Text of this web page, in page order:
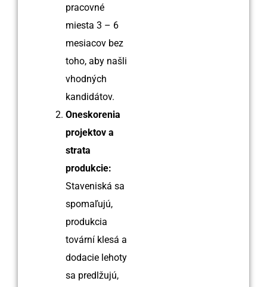
pracovné
miesta 3 – 6
mesiacov bez
toho, aby našli
vhodných
kandidátov.
Oneskorenia
projektov a
strata
produkcie:
Staveniská sa
spomaľujú,
produkcia
tovární klesá a
dodacie lehoty
sa predlžujú,